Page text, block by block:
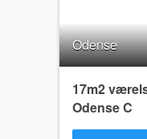
Odense
17m2
Odense C